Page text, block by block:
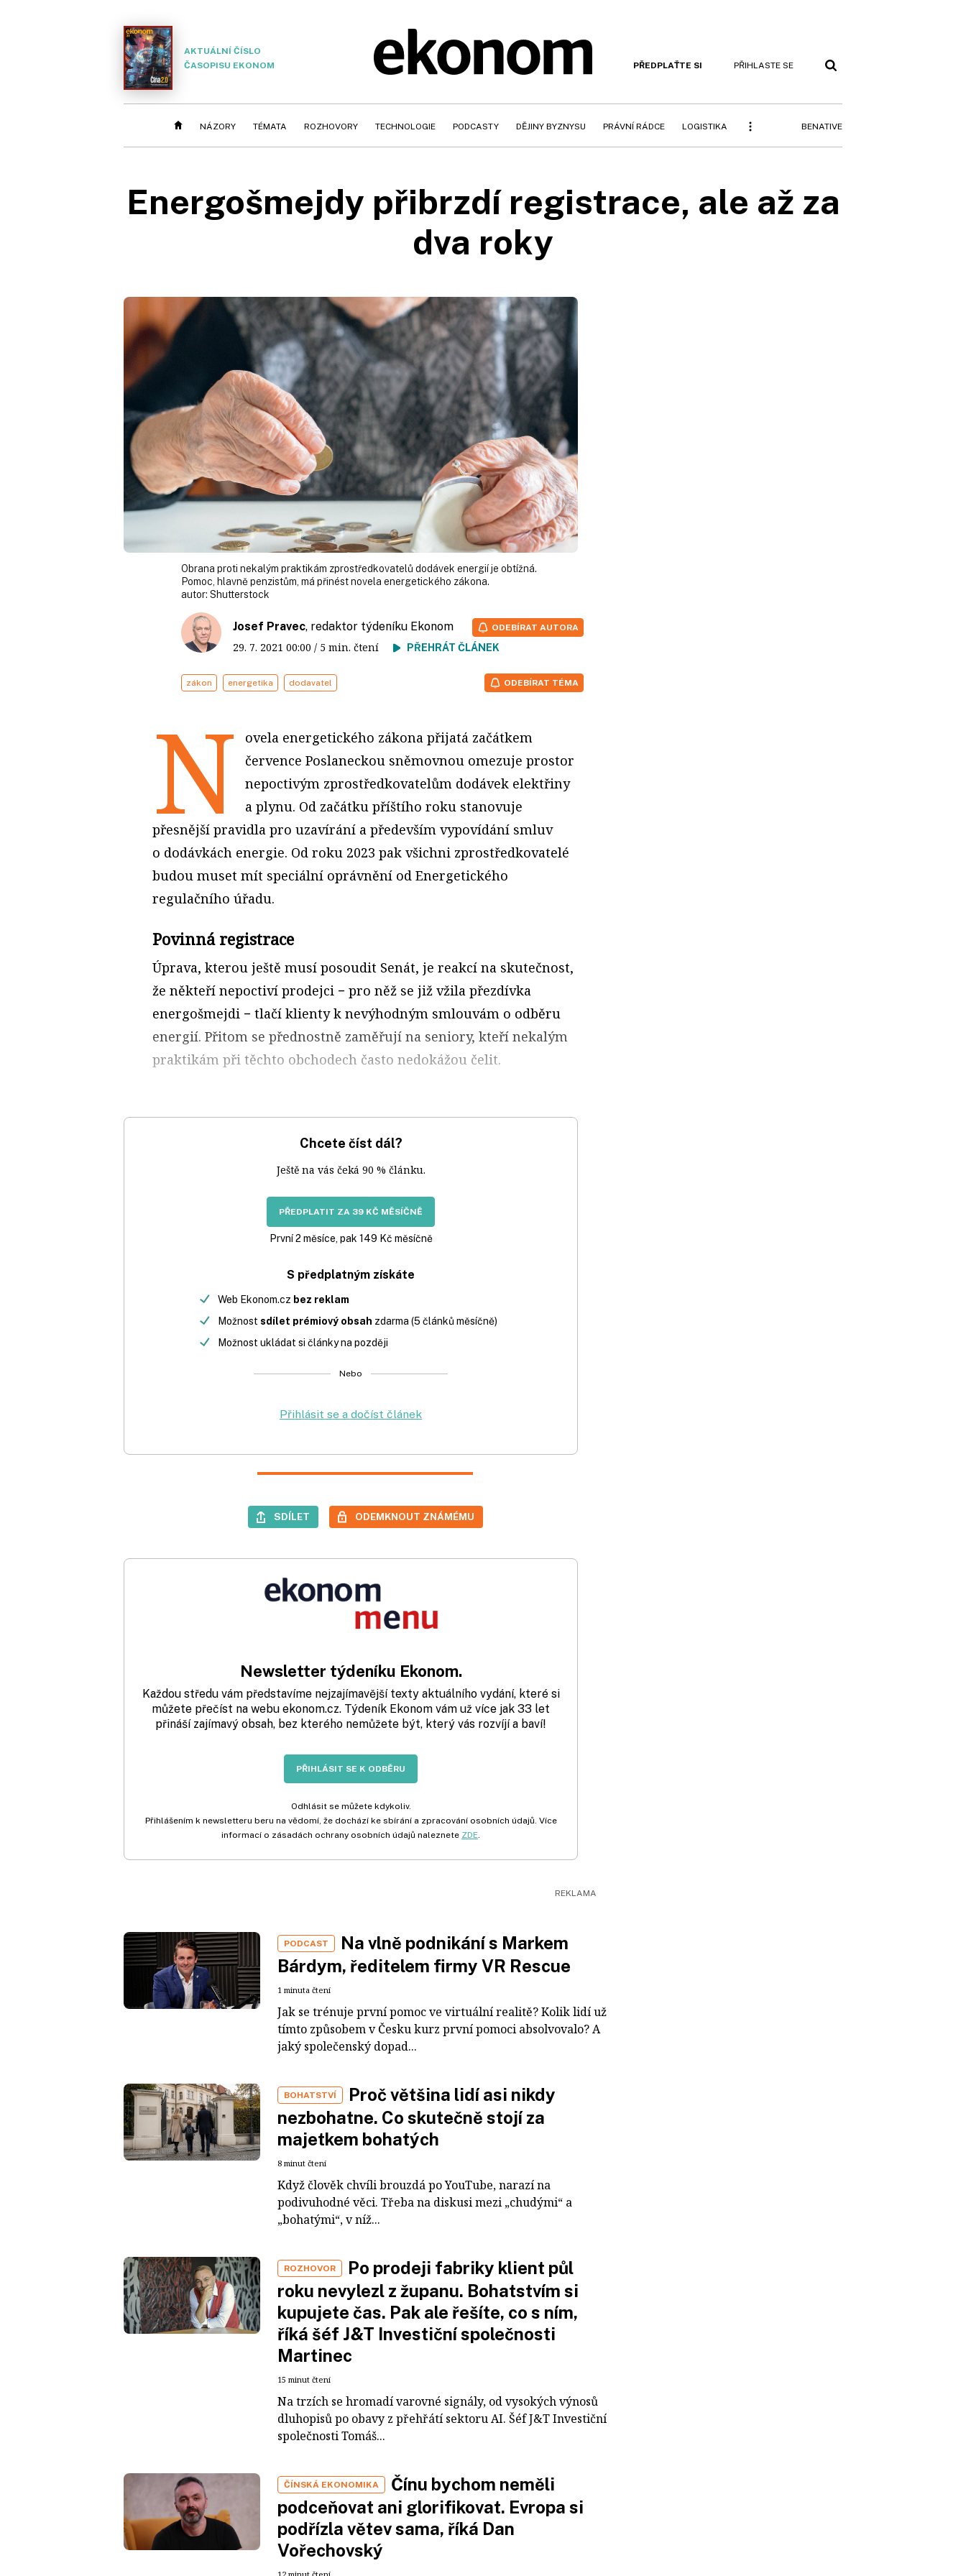
AKTUÁLNÍ ČÍSLO
ČASOPISU EKONOM
PŘEDPLAŤTE SI PŘIHLASTE SE
NÁZORY TÉMATA ROZHOVORY TECHNOLOGIE PODCASTY DĚJINY BYZNYSU PRÁVNÍ RÁDCE LOGISTIKA BENATIVE
Energošmejdy přibrzdí registrace, ale až za
dva roky
Obrana proti nekalým praktikám zprostředkovatelů dodávek energií je obtížná.
Pomoc, hlavně penzistům, má přinést novela energetického zákona.
autor: Shutterstock
Josef Pravec, redaktor týdeníku Ekonom
29. 7. 2021 00:00 / 5 min. čtení PŘEHRÁT ČLÁNEK
ODEBÍRAT AUTORA
zákon energetika dodavatel ODEBÍRAT TÉMA
N
ovela energetického zákona přijatá začátkem
července Poslaneckou sněmovnou omezuje prostor
nepoctivým zprostředkovatelům dodávek elektřiny
a plynu. Od začátku příštího roku stanovuje
přesnější pravidla pro uzavírání a především vypovídání smluv
o dodávkách energie. Od roku 2023 pak všichni zprostředkovatelé
budou muset mít speciální oprávnění od Energetického
regulačního úřadu.
Povinná registrace
Úprava, kterou ještě musí posoudit Senát, je reakcí na skutečnost,
že někteří nepoctiví prodejci − pro něž se již vžila přezdívka
energošmejdi − tlačí klienty k nevýhodným smlouvám o odběru
energií. Přitom se přednostně zaměřují na seniory, kteří nekalým
praktikám při těchto obchodech často nedokážou čelit.
Chcete číst dál?
Ještě na vás čeká 90 % článku.
PŘEDPLATIT ZA 39 KČ MĚSÍČNĚ
První 2 měsíce, pak 149 Kč měsíčně
S předplatným získáte
Web Ekonom.cz bez reklam
Možnost sdílet prémiový obsah zdarma (5 článků měsíčně)
Možnost ukládat si články na později
Nebo
Přihlásit se a dočíst článek
SDÍLET ODEMKNOUT ZNÁMÉMU
Newsletter týdeníku Ekonom.
Každou středu vám představíme nejzajímavější texty aktuálního vydání, které si
můžete přečíst na webu ekonom.cz. Týdeník Ekonom vám už více jak 33 let
přináší zajímavý obsah, bez kterého nemůžete být, který vás rozvíjí a baví!
PŘIHLÁSIT SE K ODBĚRU
Odhlásit se můžete kdykoliv.
Přihlášením k newsletteru beru na vědomí, že dochází ke sbírání a zpracování osobních údajů. Více
informací o zásadách ochrany osobních údajů naleznete ZDE
PODCAST
Na vlně podnikání s Markem
Bárdym, ředitelem firmy VR Rescue
1 minuta čtení
Jak se trénuje první pomoc ve virtuální realitě? Kolik lidí už
tímto způsobem v Česku kurz první pomoci absolvovalo? A
jaký společenský dopad...
BOHATSTVÍ
Proč většina lidí asi nikdy
nezbohatne. Co skutečně stojí za
majetkem bohatých
8 minut čtení
Když člověk chvíli brouzdá po YouTube, narazí na
podivuhodné věci. Třeba na diskusi mezi „chudými“ a
„bohatými“, v níž...
ROZHOVOR
Po prodeji fabriky klient půl
roku nevylezl z županu. Bohatstvím si
kupujete čas. Pak ale řešíte, co s ním,
říká šéf J&T Investiční společnosti
Martinec
15 minut čtení
Na trzích se hromadí varovné signály, od vysokých výnosů
dluhopisů po obavy z přehřátí sektoru AI. Šéf J&T Investiční
společnosti Tomáš...
ČÍNSKÁ EKONOMIKA
Čínu bychom neměli
podceňovat ani glorifikovat. Evropa si
podřízla větev sama, říká Dan
Vořechovský
12 minut čtení